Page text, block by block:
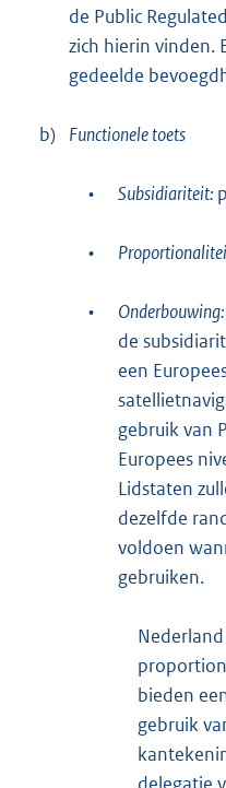
de Public
zich hierin vinden.
gedeelde
b) Functionele toets
• Subsidiariteit:
•
• Onderbouwing:
de
een
gebruik van
Europees
Lidstaten
dezelfde
voldoen
gebruiken.
bieden
gebruik
delegatie